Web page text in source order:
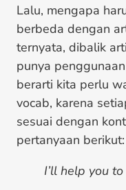
Lalu, mengapa
berbeda dengan
ternyata, dibalik
punya
berarti kita perlu
vocab, karena
sesuai dengan
pertanyaan berikut:
I’ll help you